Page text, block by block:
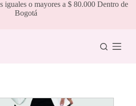
iguales o mayores a $ 80.000 Dentro de
Bogotá